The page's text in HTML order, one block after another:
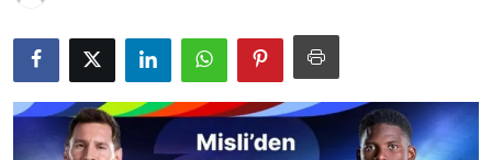
Teknoloji Haberleri
Dünya Haberleri